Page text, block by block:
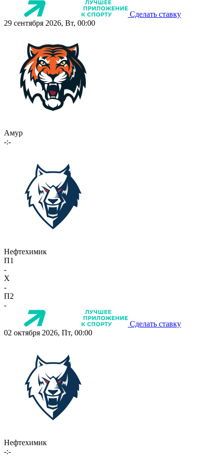
Сделать ставку
29 сентября 2026, Вт, 00:00
Амур
-:-
Нефтехимик
П1
-
X
-
П2
-
Сделать ставку
02 октября 2026, Пт, 00:00
Нефтехимик
-:-